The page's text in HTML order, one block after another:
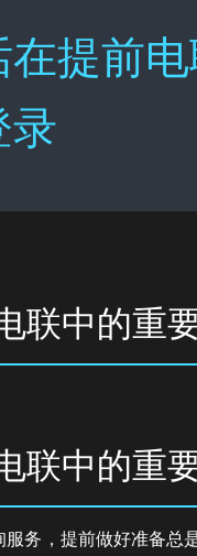
提前
录
联中的重
联中的重
务，提前做好准备总